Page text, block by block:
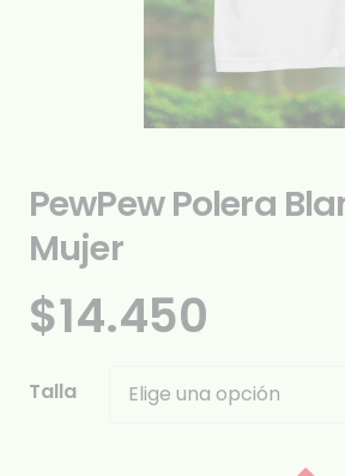
PewPew Polera
Mujer
$14.450
Talla